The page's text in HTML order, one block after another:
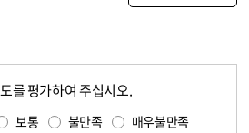
를 평가하여 주십시오.
보통 불만족 매우불만족